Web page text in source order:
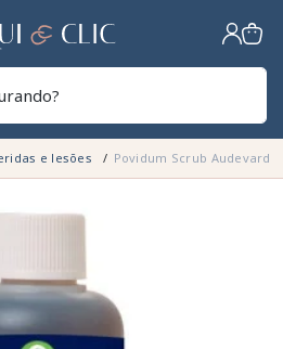
e lesões Povidum Scrub Audevard